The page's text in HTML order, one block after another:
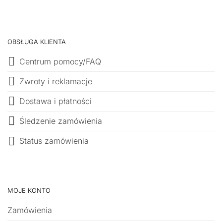
OBSŁUGA KLIENTA
Centrum pomocy/FAQ
Zwroty i reklamacje
Dostawa i płatności
Śledzenie zamówienia
Status zamówienia
MOJE KONTO
Zamówienia